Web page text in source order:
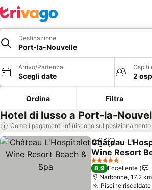
Destinazione
Port-la-Nouvelle
Arrivo/Partenza
Scegli date
Ospiti
2
Ordina Filtra
Hotel di lusso a Port-la-
Come i pagamenti influiscono sul posizionamento
CondividiAggiungi
Château
Wine Resort
5 Stelle
8,9 Eccellente
Narbonne, 17.2
Piscine